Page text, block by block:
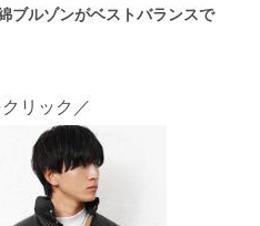
ブルゾンがベストバランスで
リック／